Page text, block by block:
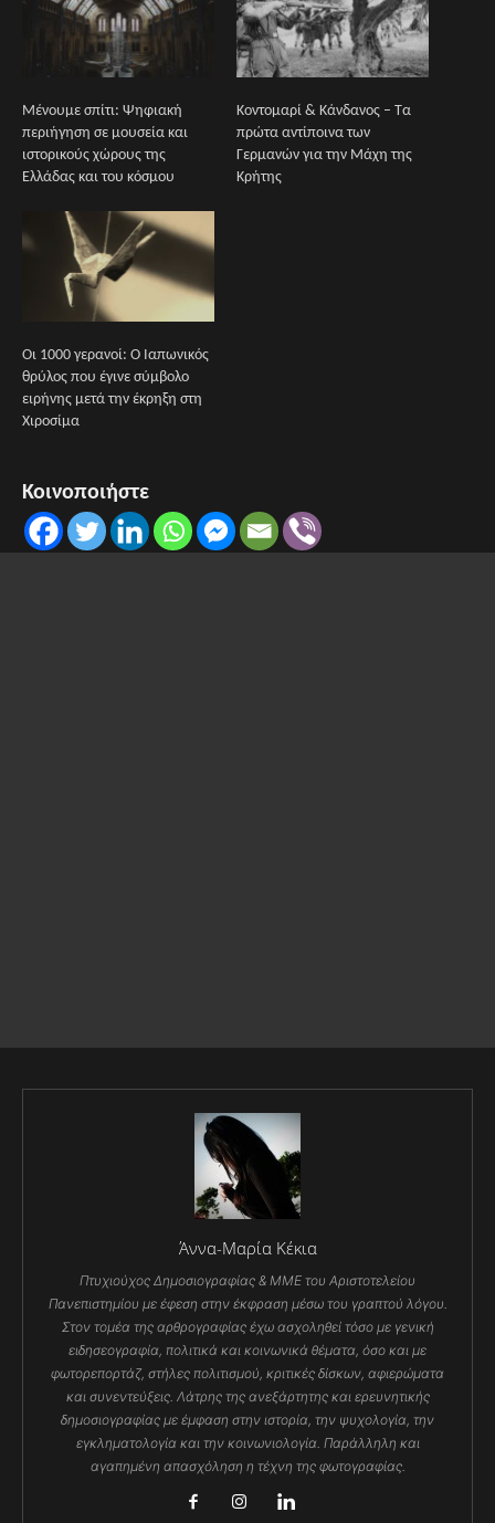
Μένουμε σπίτι: Ψηφιακή
περιήγηση σε μουσεία και
ιστορικούς χώρους της
Ελλάδας και του κόσμου
Κοντομαρί & Κάνδανος – Τα
πρώτα αντίποινα των
Γερμανών για την Μάχη της
Κρήτης
Οι 1000 γερανοί: O Ιαπωνικός
θρύλος που έγινε σύμβολο
ειρήνης μετά την έκρηξη στη
Χιροσίμα
Κοινοποιήστε
Άννα-Μαρία Κέκια
Πτυχιούχος Δημοσιογραφίας & ΜΜΕ του Αριστοτελείου
Πανεπιστημίου με έφεση στην έκφραση μέσω του γραπτού λόγου.
Στον τομέα της αρθρογραφίας έχω ασχοληθεί τόσο με γενική
ειδησεογραφία, πολιτικά και κοινωνικά θέματα, όσο και με
φωτορεπορτάζ, στήλες πολιτισμού, κριτικές δίσκων, αφιερώματα
και συνεντεύξεις. Λάτρης της ανεξάρτητης και ερευνητικής
δημοσιογραφίας με έμφαση στην ιστορία, την ψυχολογία, την
εγκληματολογία και την κοινωνιολογία. Παράλληλη και
αγαπημένη απασχόληση η τέχνη της φωτογραφίας.